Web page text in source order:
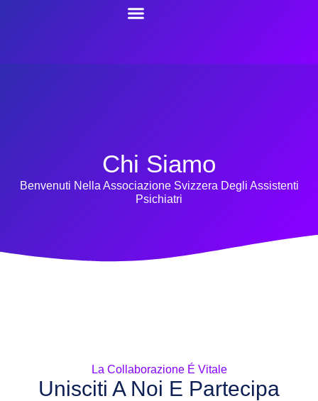
Chi Siamo
Benvenuti Nella Associazione Svizzera Degli Assistenti
Psichiatri
La Collaborazione É Vitale
Unisciti A Noi E Partecipa